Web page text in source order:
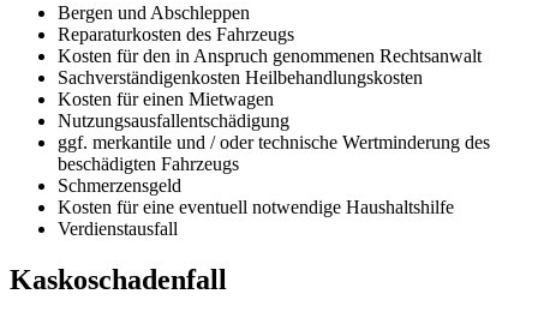
Bergen und Abschleppen
Reparaturkosten des Fahrzeugs
Kosten für den in Anspruch genommenen Rechtsanwalt
Sachverständigenkosten Heilbehandlungskosten
Kosten für einen Mietwagen
Nutzungsausfallentschädigung
ggf. merkantile und / oder technische Wertminderung des
beschädigten Fahrzeugs
Schmerzensgeld
Kosten für eine eventuell notwendige Haushaltshilfe
Verdienstausfall
Kaskoschadenfall